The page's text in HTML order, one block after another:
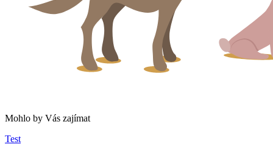
Mohlo by Vás zajímat
Test